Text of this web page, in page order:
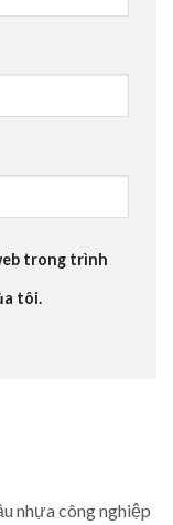
trong trình
tôi.
nhựa công nghiệp